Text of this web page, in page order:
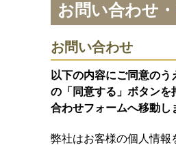
お問い合わせ
お問い合わせ
以下の内容にご同意のう
の「同意する」ボタンを
合わせフォームへ移動し
弊社はお客様の個人情報